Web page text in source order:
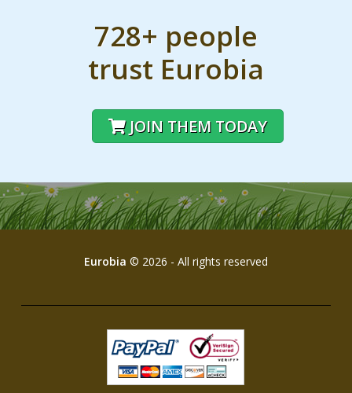
728+ people
trust Eurobia
JOIN THEM TODAY
Eurobia © 2026 - All rights reserved